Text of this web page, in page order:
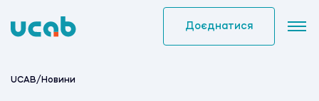
to
Доєднатися
UCAB/ Новини